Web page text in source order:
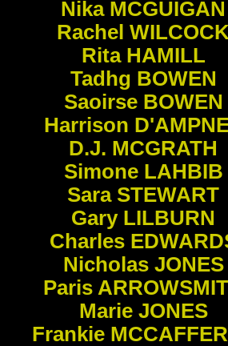
Nika MCGUIGAN
Rachel
Rita HAMILL
Tadhg BOWEN
Saoirse BOWEN
Harrison
D.J. MCGRATH
Simone LAHBIB
Sara STEWART
Gary LILBURN
Charles
Nicholas JONES
Paris
Marie JONES
Frankie